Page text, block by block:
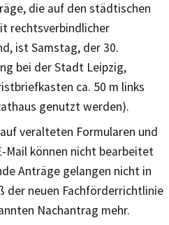
die auf den städtischen
rechtsverbindlicher
ist Samstag, der 30.
bei der Stadt Leipzig,
ca. 50 m links
genutzt werden).
veralteten Formularen und
Mail können nicht bearbeitet
Anträge gelangen nicht in
der neuen Fachförderrichtlinie
Nachantrag mehr.